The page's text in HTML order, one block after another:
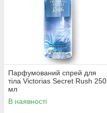
Парфумований спрей для
тіла Victorias Secret Rush 250
мл
В наявності